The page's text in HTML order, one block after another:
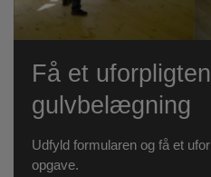
Få et
gulvbelægning
Udfyld formularen og få et
opgave.